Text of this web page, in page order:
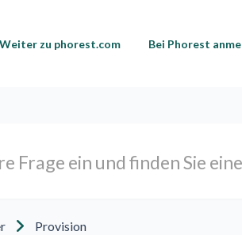
Weiter zu phorest.com Bei Phorest
Provision